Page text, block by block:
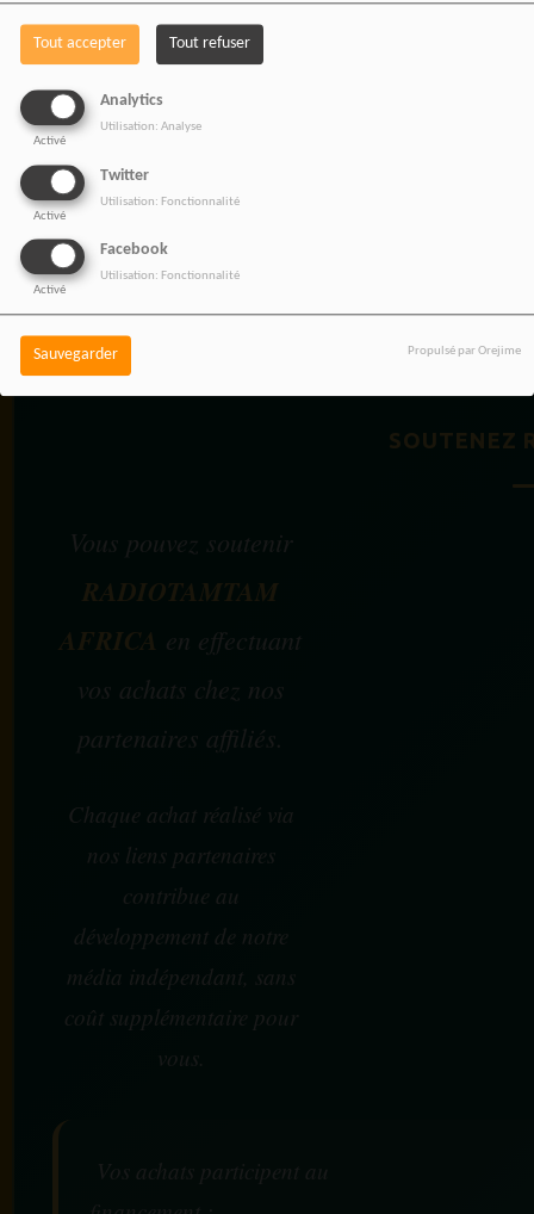
Tout accepter Tout refuser
Analytics
Activé
Utilisation: Analyse
Twitter
Activé
Utilisation: Fonctionnalité
Facebook
Activé
Utilisation: Fonctionnalité
Sauvegarder Propulsé par Orejime
BOUTIQUE AFFILIÉ
SOUTENEZ
Vous pouvez soutenir
RADIOTAMTAM
AFRICA en effectuant
vos achats chez nos
partenaires affiliés.
Chaque achat réalisé via
nos liens partenaires
contribue au
développement de notre
média indépendant, sans
coût supplémentaire pour
vous.